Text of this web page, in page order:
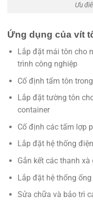
Ưu
Ứng dụng của vít
Lắp đặt mái tôn cho
trình công nghiệp
Cố định tấm tôn
Lắp đặt tường tôn
container
Cố định các tấm lợp
Lắp đặt hệ thống
Gắn kết các thanh
Lắp đặt hệ thống
Sửa chữa và bảo trì